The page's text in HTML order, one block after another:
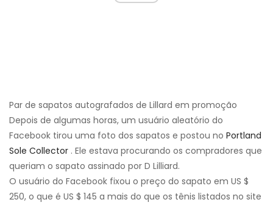
Par de sapatos autografados de Lillard em promoção
Depois de algumas horas, um usuário aleatório do
Facebook tirou uma foto dos sapatos e postou no Portland
Sole Collector . Ele estava procurando os compradores que
queriam o sapato assinado por D Lilliard.
O usuário do Facebook fixou o preço do sapato em US $
250, o que é US $ 145 a mais do que os tênis listados no site